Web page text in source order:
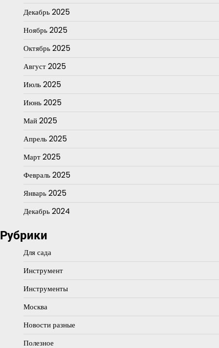
Декабрь 2025
Ноябрь 2025
Октябрь 2025
Август 2025
Июль 2025
Июнь 2025
Май 2025
Апрель 2025
Март 2025
Февраль 2025
Январь 2025
Декабрь 2024
Рубрики
Для сада
Инструмент
Инструменты
Москва
Новости разные
Полезное